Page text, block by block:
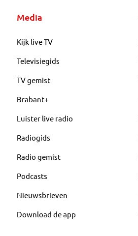
Media
Kijk live TV
Televisiegids
TV gemist
Brabant+
Luister live radio
Radiogids
Radio gemist
Podcasts
Nieuwsbrieven
Download de app